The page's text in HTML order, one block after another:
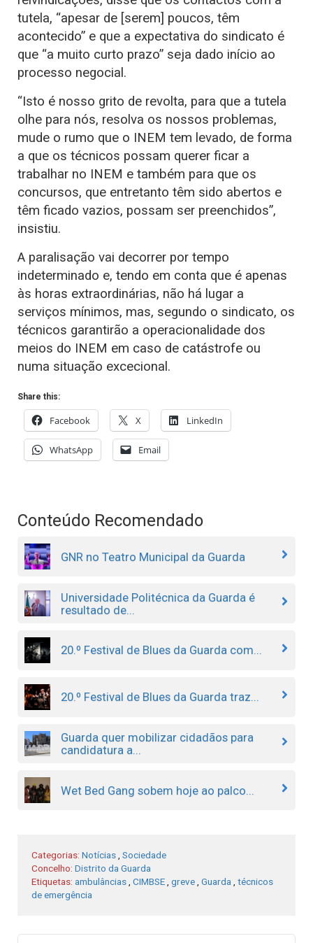
tutela, “apesar de [serem] poucos, têm
acontecido” e que a expectativa do sindicato é
que “a muito curto prazo” seja dado início ao
processo negocial.
“Isto é nosso grito de revolta, para que a tutela
olhe para nós, resolva os nossos problemas,
mude o rumo que o INEM tem levado, de forma
a que os técnicos possam querer ficar a
trabalhar no INEM e também para que os
concursos, que entretanto têm sido abertos e
têm ficado vazios, possam ser preenchidos”,
insistiu.
A paralisação vai decorrer por tempo
indeterminado e, tendo em conta que é apenas
às horas extraordinárias, não há lugar a
serviços mínimos, mas, segundo o sindicato, os
técnicos garantirão a operacionalidade dos
meios do INEM em caso de catástrofe ou
numa situação excecional.
Share this:
Facebook X LinkedIn
WhatsApp Email
Conteúdo Recomendado
GNR no Teatro Municipal da Guarda
Universidade Politécnica da Guarda é
resultado de...
20.º Festival de Blues da Guarda com...
20.º Festival de Blues da Guarda traz...
Guarda quer mobilizar cidadãos para
candidatura a...
Wet Bed Gang sobem hoje ao palco...
Categorias: Notícias Sociedade
Concelho: Distrito da Guarda
Etiquetas: ambulâncias CIMBSE greve Guarda
técnicos
de emergência